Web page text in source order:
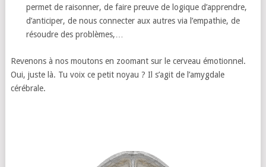
permet de raisonner, de faire preuve de logique d’apprendre,
d’anticiper, de nous connecter aux autres via l’empathie, de
résoudre des problèmes,…
Revenons à nos moutons en zoomant sur le cerveau émotionnel.
Oui, juste là. Tu voix ce petit noyau ? Il s’agit de l’amygdale
cérébrale.